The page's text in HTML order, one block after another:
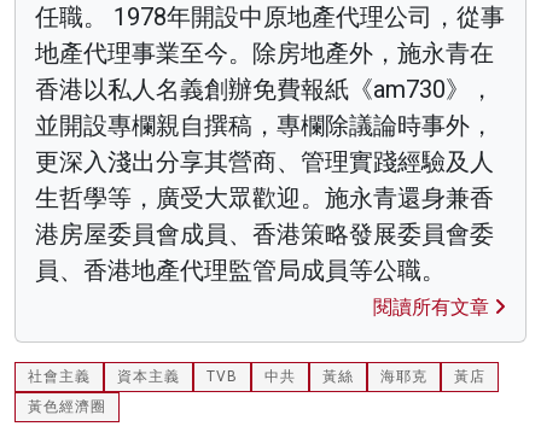
任職。 1978年開設中原地產代理公司，從事
地產代理事業至今。除房地產外，施永青在
香港以私人名義創辦免費報紙《am730》，
並開設專欄親自撰稿，專欄除議論時事外，
更深入淺出分享其營商、管理實踐經驗及人
生哲學等，廣受大眾歡迎。施永青還身兼香
港房屋委員會成員、香港策略發展委員會委
員、香港地產代理監管局成員等公職。
閱讀所有文章
社會主義 資本主義 TVB 中共 黃絲 海耶克
黃店
黃色經濟圈